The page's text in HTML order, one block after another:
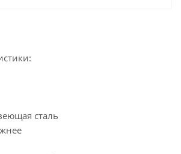
сталь